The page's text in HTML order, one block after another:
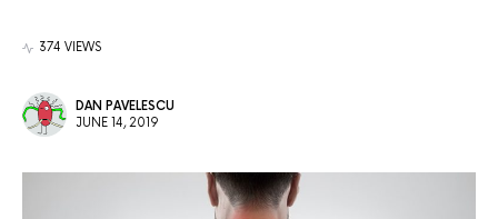
374 VIEWS
DAN PAVELESCU
JUNE 14, 2019